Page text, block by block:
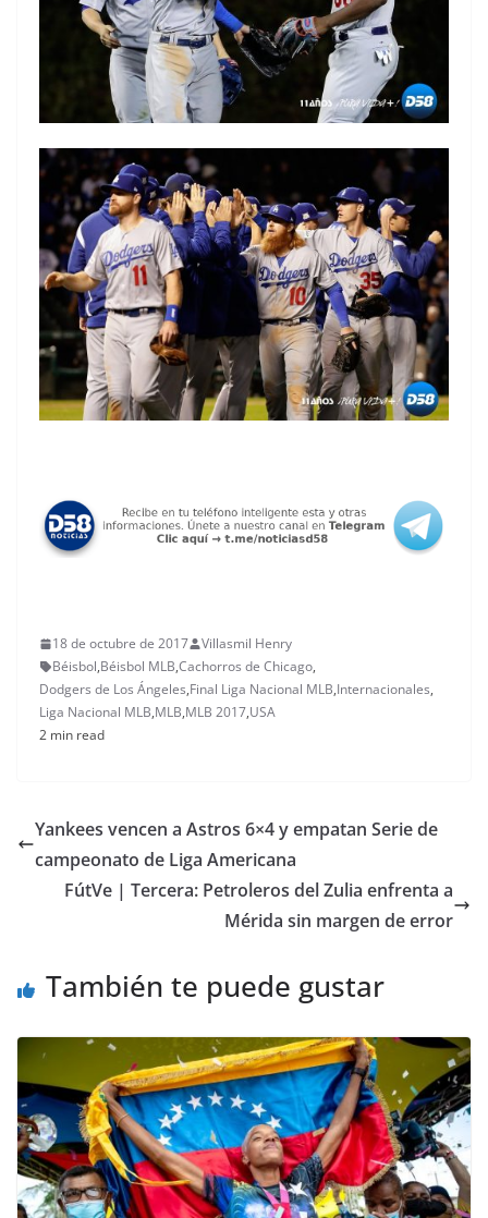
18 de octubre de 2017
Villasmil Henry
Béisbol,Béisbol MLB,Cachorros de Chicago,
Dodgers de Los Ángeles,Final Liga Nacional MLB,Internacionales,
Liga Nacional MLB,MLB,MLB 2017,USA
2 min read
Yankees vencen a Astros 6×4 y empatan Serie de
campeonato de Liga Americana
FútVe | Tercera: Petroleros del Zulia enfrenta a
Mérida sin margen de error
También te puede gustar